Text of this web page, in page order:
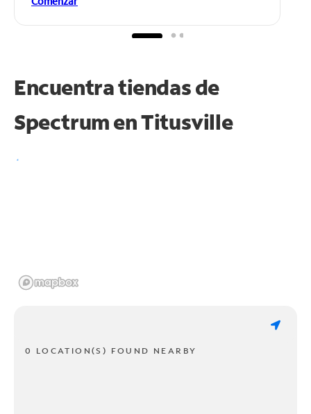
Encuentra tiendas de
Spectrum enTitusville
0 LOCATION(S) FOUND NEARBY